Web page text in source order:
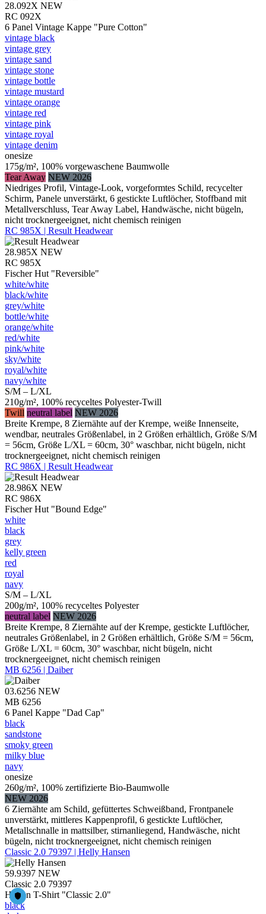
28.092X NEW
RC 092X
6 Panel Vintage Kappe "Pure Cotton"
vintage black
vintage grey
vintage sand
vintage stone
vintage bottle
vintage mustard
vintage orange
vintage red
vintage pink
vintage royal
vintage denim
onesize
175g/m², 100% vorgewaschene Baumwolle
Tear Away NEW 2026
Niedriges Profil, Vintage-Look, vorgeformtes Schild, recycelter
Schirm, Panele unverstärkt, 6 gestickte Luftlöcher, Stoffband mit
Metallverschluss, Tear Away Label, Handwäsche, nicht bügeln,
nicht trocknergeeignet, nicht chemisch reinigen
RC 985X | Result Headwear
28.985X NEW
RC 985X
Fischer Hut "Reversible"
white/​white
black/​white
grey/​white
bottle/​white
orange/​white
red/​white
pink/​white
sky/​white
royal/​white
navy/​white
S/M – L/XL
210g/m², 100% recyceltes Polyester-Twill
Twill neutral label NEW 2026
Breite Krempe, 8 Ziernähte auf der Krempe, weiße Innenseite,
wendbar, neutrales Größenlabel, in 2 Größen erhältlich, Größe S/M
= 56cm, Größe L/XL = 60cm, 30° waschbar, nicht bügeln, nicht
trocknergeeignet, nicht chemisch reinigen
RC 986X | Result Headwear
28.986X NEW
RC 986X
Fischer Hut "Bound Edge"
white
black
grey
kelly green
red
royal
navy
S/M – L/XL
200g/m², 100% recyceltes Polyester
neutral label NEW 2026
Breite Krempe, 8 Ziernähte auf der Krempe, gestickte Luftlöcher,
neutrales Größenlabel, in 2 Größen erhältlich, Größe S/M = 56cm,
Größe L/XL = 60cm, 30° waschbar, nicht bügeln, nicht
trocknergeeignet, nicht chemisch reinigen
MB 6256 | Daiber
03.6256 NEW
MB 6256
6 Panel Kappe "Dad Cap"
black
sandstone
smoky green
milky blue
navy
onesize
260g/m², 100% zertifizierte Bio-Baumwolle
NEW 2026
6 Ziernähte am Schild, gefüttertes Schweißband, Frontpanele
unverstärkt, mittleres Kappenprofil, 6 gestickte Luftlöcher,
Metallschnalle in mattsilber, stirnanliegend, Handwäsche, nicht
bügeln, nicht trocknergeeignet, nicht chemisch reinigen
Classic 2.0 79397 | Helly Hansen
59.9397 NEW
Classic 2.0 79397
Herren T-Shirt "Classic 2.0"
black